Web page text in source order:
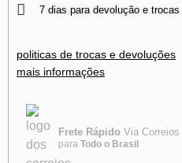
7 dias para devolução e trocas
politicas de trocas e devoluções
mais informações
Frete Rápido Via
para Todo o Brasil